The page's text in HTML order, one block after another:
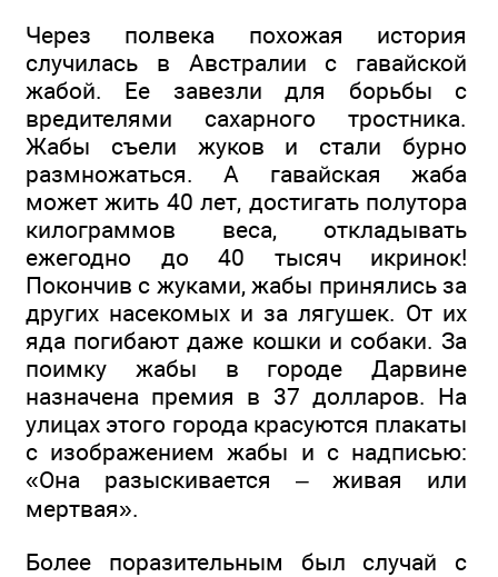
Через полвека похожая история
случилась в Австралии с гавайской
жабой. Ее завезли для борьбы с
вредителями сахарного тростника.
Жабы съели жуков и стали бурно
размножаться. А гавайская жаба
может жить 40 лет, достигать полутора
килограммов веса, откладывать
ежегодно до 40 тысяч икринок!
Покончив с жуками, жабы принялись за
других насекомых и за лягушек. От их
яда погибают даже кошки и собаки. За
поимку жабы в городе Дарвине
назначена премия в 37 долларов. На
улицах этого города красуются плакаты
с изображением жабы и с надписью:
«Она разыскивается – живая или
мертвая».
Более поразительным был случай с